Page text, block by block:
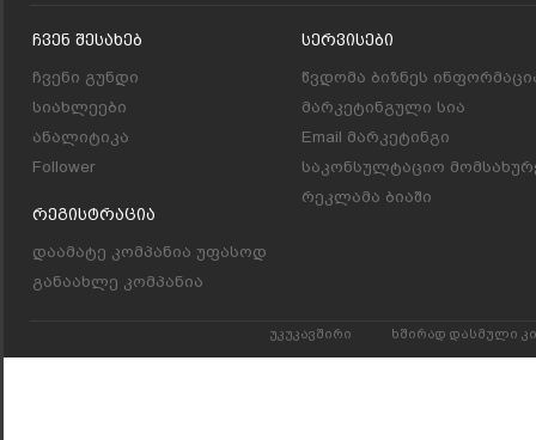
Ჩვენ Შესახებ
ჩვენი გუნდი
სიახლეები
ანალიტიკა
Follower
Რეგისტრაცია
დაამატე კომპანია უფასოდ
განაახლე კომპანია
Სერვისები
წვდომა ბიზნეს
მარკეტინგული სია
Email მარკეტინგი
საკონსულტაციო
რეკლამა ბიაში
უკუკავშირი ხშირად დასმული